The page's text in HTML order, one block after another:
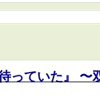
っていた』 〜